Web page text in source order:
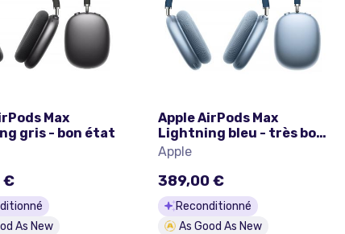
Max
gris - bon état
€
As New
Apple AirPods Max
Lightning bleu - très bon
état
Apple
389,00 €
Reconditionné
As Good As New